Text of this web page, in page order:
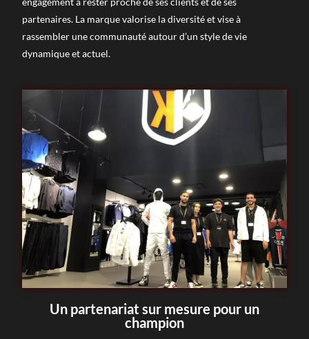
partenaires. La marque valorise la diversité et vise à
rassembler une communauté autour d’un style de vie
dynamique et actuel.
Un partenariat sur mesure pour un
champion